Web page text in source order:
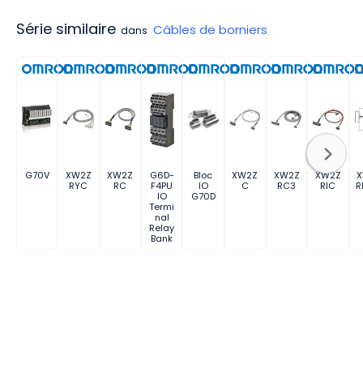
Série similaire dans Câbles de borniers
G70V
XW2Z
RYC
XW2Z
RC
G6D-
F4PU
IO
Termi
nal
Relay
Bank
Bloc
IO
G70D
XW2Z
C
XW2Z
RC3
XW2Z
RIC